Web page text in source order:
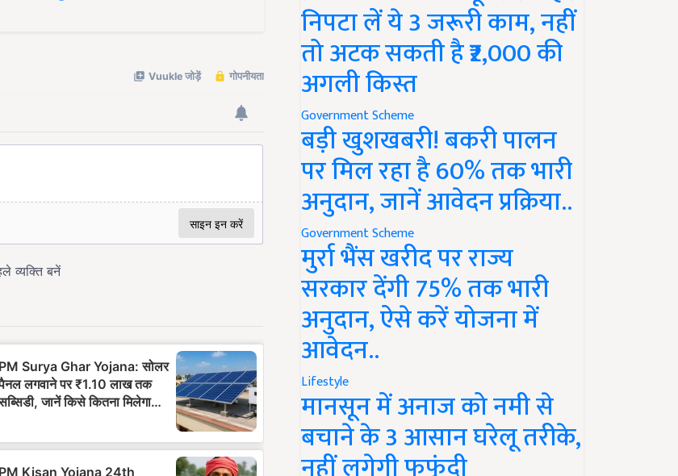
निपटा लें ये 3 जरूरी काम, नहीं
तो अटक सकती है ₹2,000 की
अगली किस्त
Government Scheme
बड़ी खुशखबरी! बकरी पालन
पर मिल रहा है 60% तक भारी
अनुदान, जानें आवेदन प्रक्रिया..
Government Scheme
मुर्रा भैंस खरीद पर राज्य
सरकार देंगी 75% तक भारी
अनुदान, ऐसे करें योजना में
आवेदन..
Lifestyle
मानसून में अनाज को नमी से
बचाने के 3 आसान घरेलू तरीके,